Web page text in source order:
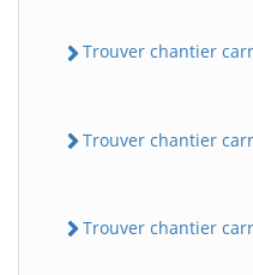
Trouver chantier
Trouver chantier
Trouver chantier